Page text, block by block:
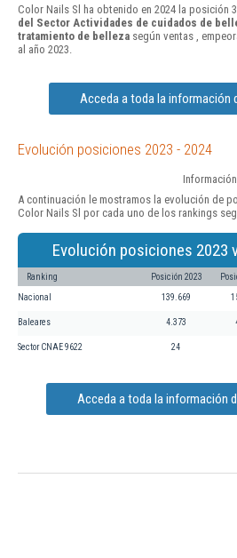
Color Nails Sl ha obtenido en 2024 la posición
del Sector Actividades de cuidados de
tratamiento de belleza según ventas ,
al año 2023.
Acceda a toda la información
Evolución posiciones 2023 - 2024
A continuación le mostramos la evolución de
Color Nails Sl por cada uno de los rankings
Evolución posiciones 2023
Ranking Posición 2023
Nacional 139.669
Baleares 4.373
Sector CNAE 9622 24
Acceda a toda la información